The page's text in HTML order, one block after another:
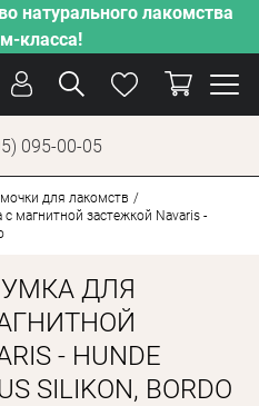
натурального лакомства
класса!
095-00-05
ЖАРЫ
для лакомств
магнитной застежкой Navaris -
ДЛЯ
- HUNDE
SILIKON, BORDO